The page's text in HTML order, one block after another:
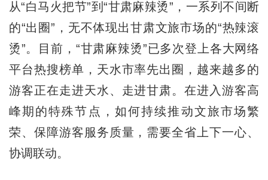
从“白马火把节”到“甘肃麻辣烫”，一系列不间断
的“出圈”，无不体现出甘肃文旅市场的“热辣滚
烫”。目前，“甘肃麻辣烫”已多次登上各大网络
平台热搜榜单，天水市率先出圈，越来越多的
游客正在走进天水、走进甘肃。在进入游客高
峰期的特殊节点，如何持续推动文旅市场繁
荣、保障游客服务质量，需要全省上下一心、
协调联动。